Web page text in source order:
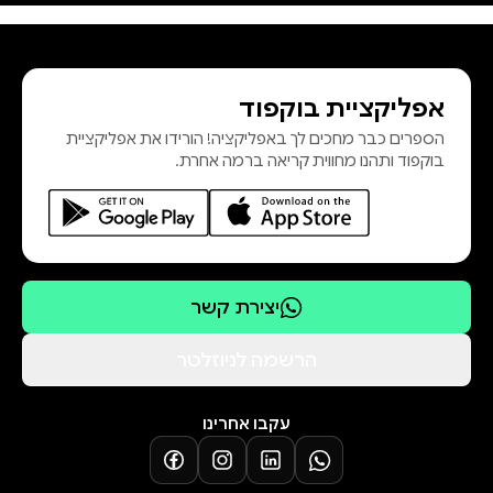
אפליקציית בוקפוד
הספרים כבר מחכים לך באפליקציה! הורידו את אפליקציית
בוקפוד ותהנו מחווית קריאה ברמה אחרת.
יצירת קשר
עקבו אחרינו